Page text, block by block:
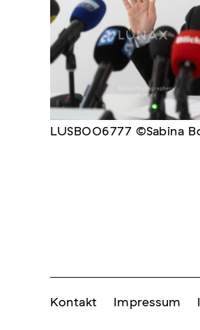
LUSB006777 ©Sabina
Kontakt Impressum